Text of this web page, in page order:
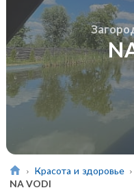
Красота и здоровье
NA VODI